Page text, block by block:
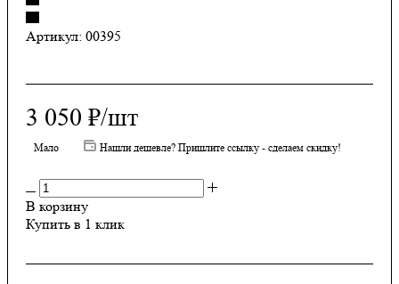
Артикул: 00395
3 050 ₽/шт
Мало Нашли дешевле? Пришлите ссылку - сделаем скидку!
В корзину
Купить в 1 клик